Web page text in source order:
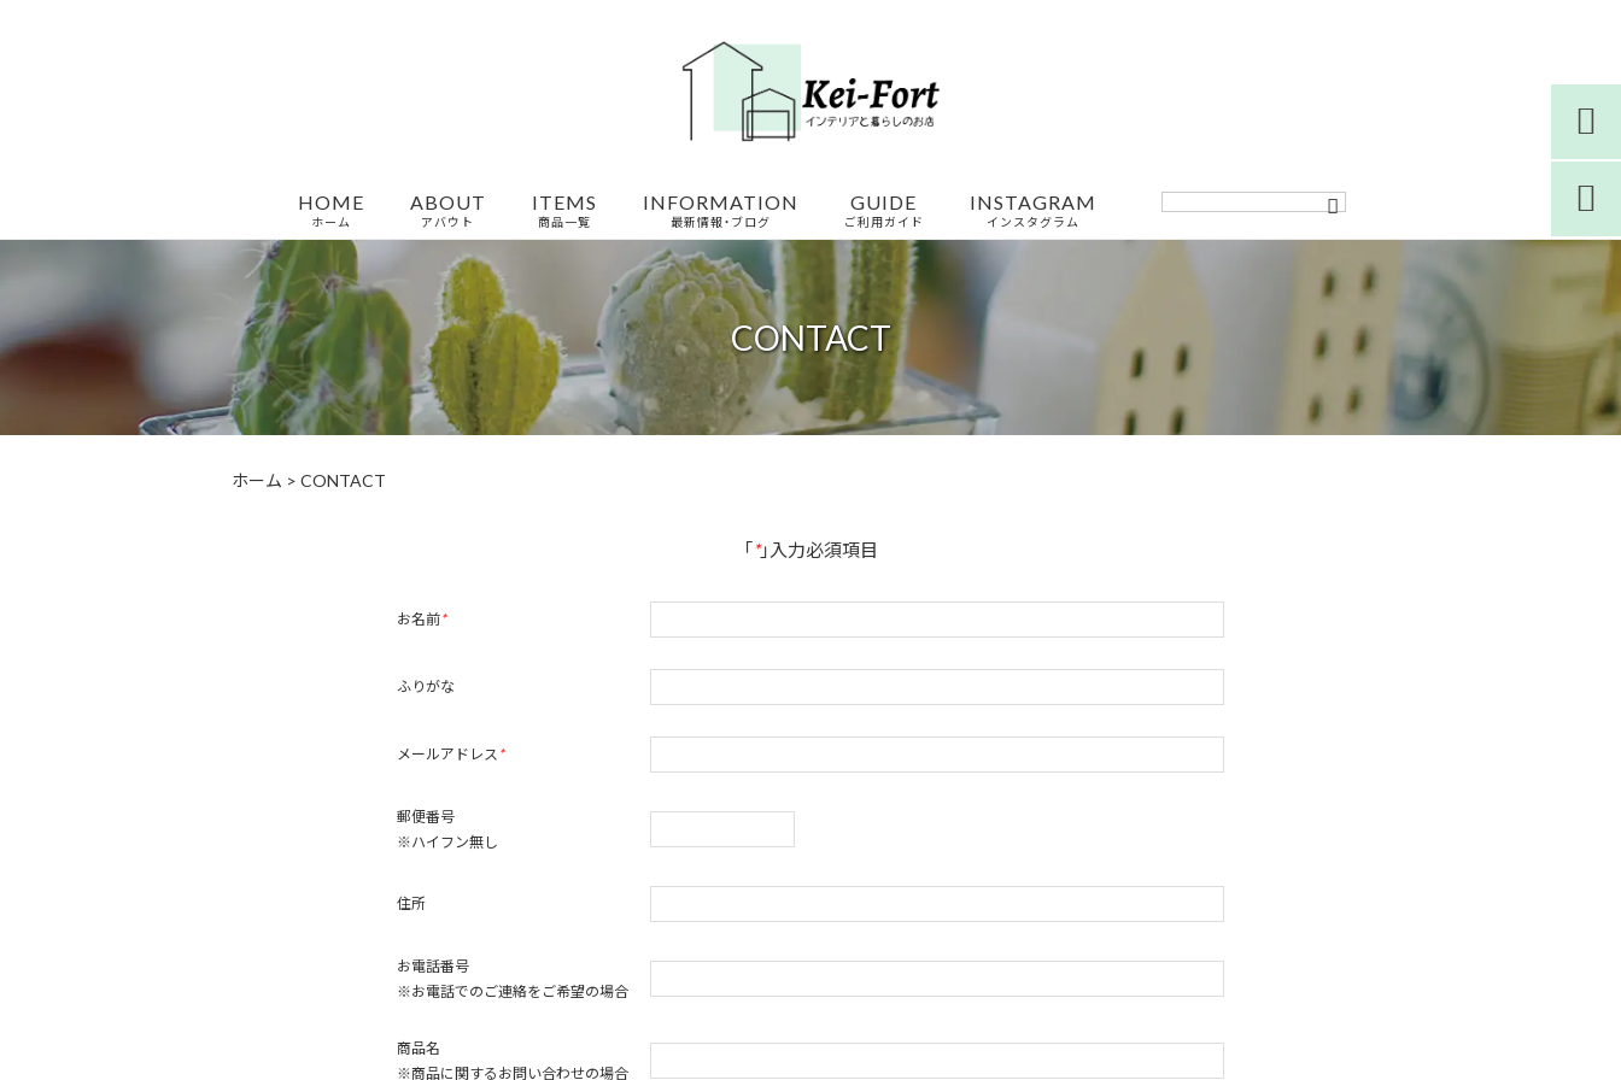
HOME
ホーム
ABOUT
アバウト
ITEMS
商品一覧
INFORMATION
最新情報・ブログ
GUIDE
ご利用ガイド
INSTAGRAM
インスタグラム
CONTACT
ホーム > CONTACT
「*」入力必須項目
お名前*
ふりがな
メールアドレス*
郵便番号
※ハイフン無し
住所
お電話番号
※お電話でのご連絡をご希望の場合
商品名
※商品に関するお問い合わせの場合

